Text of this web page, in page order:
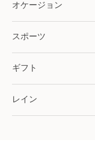
オケージョン
スポーツ
ギフト
レイン